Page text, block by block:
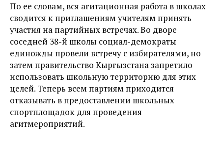
По ее словам, вся агитационная работа в школах
сводится к приглашениям учителям принять
участия на партийных встречах. Во дворе
соседней 38-й школы социал-демократы
единожды провели встречу с избирателями, но
затем правительство Кыргызстана запретило
использовать школьную территорию для этих
целей. Теперь всем партиям приходится
отказывать в предоставлении школьных
спортплощадок для проведения
агитмероприятий.